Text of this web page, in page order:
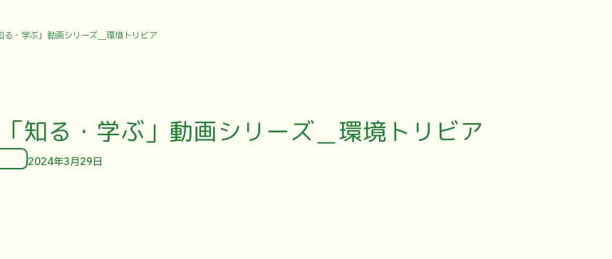
る・学ぶ」動画シリーズ＿環境トリビア
知る・学ぶ」動画シリーズ＿環境トリビア
2024年3月29日